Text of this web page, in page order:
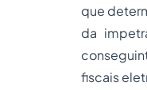
que
da
fiscais